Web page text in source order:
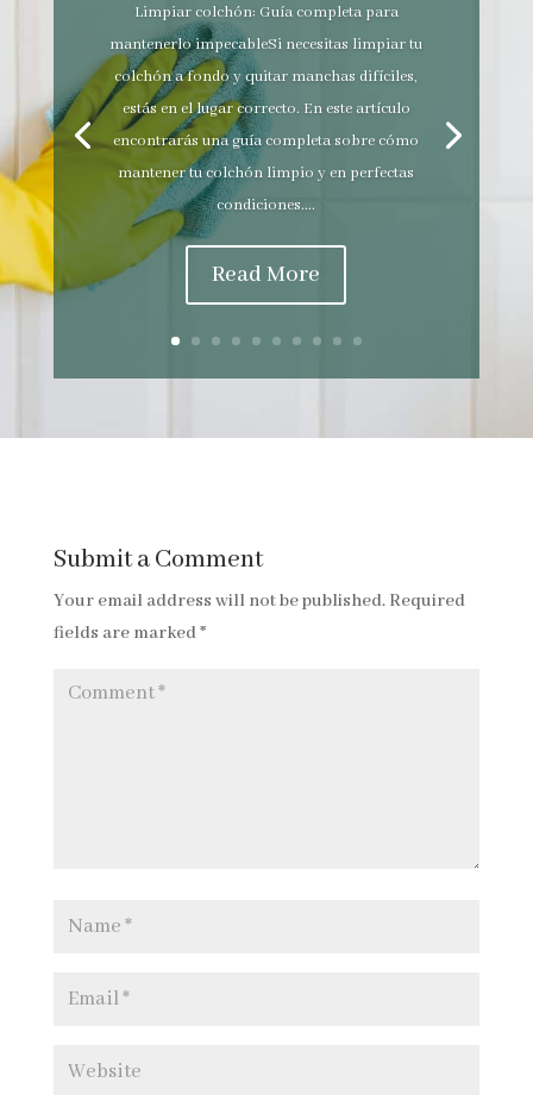
Limpiar colchón: Guía completa para
mantenerlo impecableSi necesitas limpiar tu
colchón a fondo y quitar manchas difíciles,
estás en el lugar correcto. En este artículo
encontrarás una guía completa sobre cómo
mantener tu colchón limpio y en perfectas
condiciones....
Read More
Submit a Comment
Your email address will not be published. Required
fields are marked*